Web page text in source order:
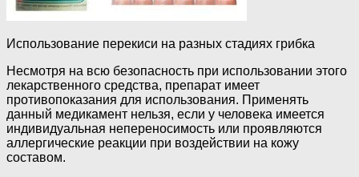
Использование перекиси на разных стадиях грибка
Несмотря на всю безопасность при использовании этого
лекарственного средства, препарат имеет
противопоказания для использования. Применять
данный медикамент нельзя, если у человека имеется
индивидуальная непереносимость или проявляются
аллергические реакции при воздействии на кожу
составом.